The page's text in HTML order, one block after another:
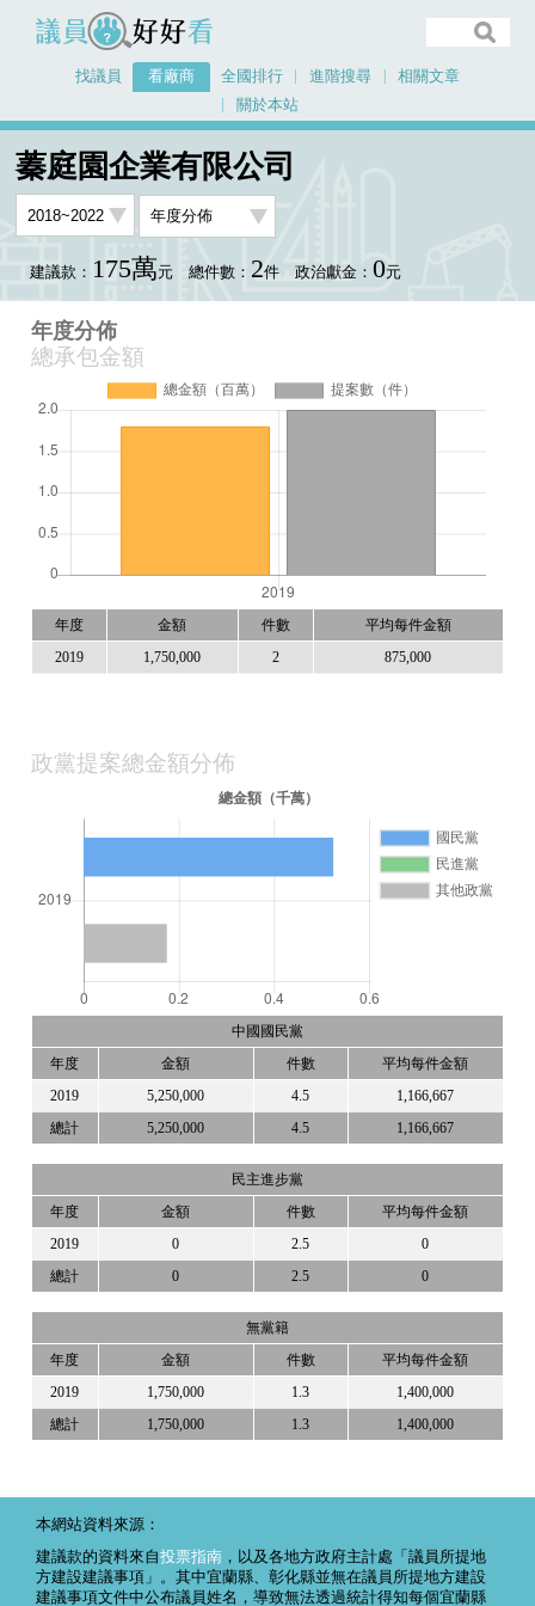
議員好好看
找議員 看廠商 全國排行 進階搜尋
相關文章
關於本站
蓁庭園企業有限公司
建議款： 175萬元 總件數： 2件 政治獻金： 0元
年度分佈
總承包金額
年度 金額 件數 平均每件金額
2019 1,750,000 2 875,000
政黨提案總金額分佈
中國國民黨
年度 金額 件數 平均每件金額
2019 5,250,000 4.5 1,166,667
總計 5,250,000 4.5 1,166,667
民主進步黨
年度 金額 件數 平均每件金額
2019 0 2.5 0
總計 0 2.5 0
無黨籍
年度 金額 件數 平均每件金額
2019 1,750,000 1.3 1,400,000
總計 1,750,000 1.3 1,400,000
本網站資料來源：
建議款的資料來自投票指南 ，以及各地方政府主計處「議員所提地
方建設建議事項」。其中宜蘭縣、彰化縣並無在議員所提地方建設
建議事項文件中公布議員姓名，導致無法透過統計得知每個宜蘭縣